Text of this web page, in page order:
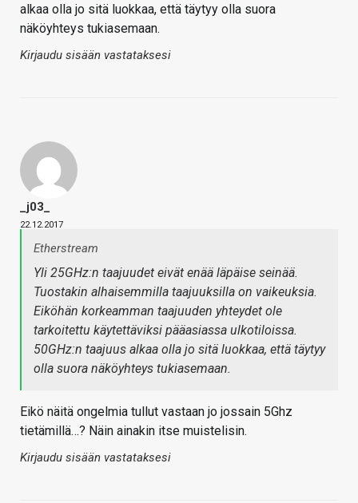
alkaa olla jo sitä luokkaa, että täytyy olla suora
näköyhteys tukiasemaan.
Kirjaudu sisään vastataksesi
_j03_
22.12.2017
Etherstream
Yli 25GHz:n taajuudet eivät enää läpäise seinää.
Tuostakin alhaisemmilla taajuuksilla on vaikeuksia.
Eiköhän korkeamman taajuuden yhteydet ole
tarkoitettu käytettäviksi pääasiassa ulkotiloissa.
50GHz:n taajuus alkaa olla jo sitä luokkaa, että täytyy
olla suora näköyhteys tukiasemaan.
Eikö näitä ongelmia tullut vastaan jo jossain 5Ghz
tietämillä…? Näin ainakin itse muistelisin.
Kirjaudu sisään vastataksesi